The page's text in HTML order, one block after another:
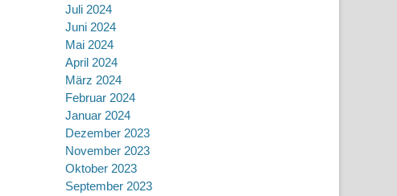
Juli 2024
Juni 2024
Mai 2024
April 2024
März 2024
Februar 2024
Januar 2024
Dezember 2023
November 2023
Oktober 2023
September 2023